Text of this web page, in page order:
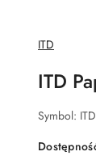
NAZWA
ITD
ITD
Symbol: